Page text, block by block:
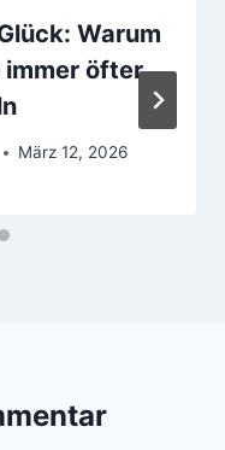
Warum
immer öfter
März 12, 2026